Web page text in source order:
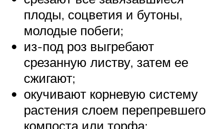
плоды, соцветия и бутоны,
молодые побеги;
из-под роз выгребают
срезанную листву, затем ее
сжигают;
окучивают корневую систему
растения слоем перепревшего
компоста или торфа;